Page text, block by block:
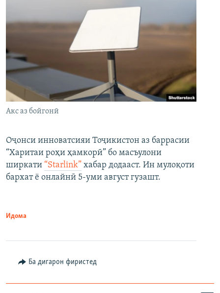
Акс аз бойгонӣ
Оҷонси инноватсияи Тоҷикистон аз баррасии
“Харитаи роҳи ҳамкорӣ” бо масъулони
ширкати “Starlink” хабар додааст. Ин мулоқоти
бархат ё онлайнӣ 5-уми август гузашт.
Идома
Ба дигарон фиристед